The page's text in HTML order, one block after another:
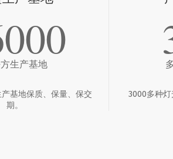
生产基地
基地保质、保量、保交
期。
3000多种